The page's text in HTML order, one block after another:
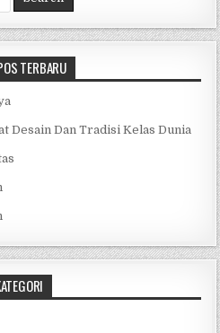
TERBARU
Desain Dan Tradisi Kelas Dunia